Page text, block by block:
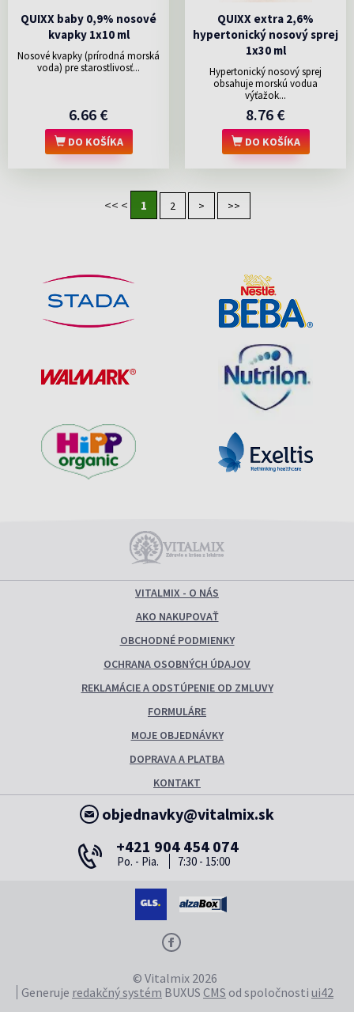
QUIXX baby 0,9% nosové
kvapky 1x10 ml
Nosové kvapky (prírodná morská
voda) pre starostlivosť...
6.66 €
DO KOŠÍKA
QUIXX extra 2,6%
hypertonický nosový sprej
1x30 ml
Hypertonický nosový sprej
obsahuje morskú vodua
výťažok...
8.76 €
DO KOŠÍKA
<< < 1 2 > >>
VITALMIX - O NÁS
AKO NAKUPOVAŤ
OBCHODNÉ PODMIENKY
OCHRANA OSOBNÝCH ÚDAJOV
REKLAMÁCIE A ODSTÚPENIE OD ZMLUVY
FORMULÁRE
MOJE OBJEDNÁVKY
DOPRAVA A PLATBA
KONTAKT
objednavky@vitalmix.sk
+421 904 454 074
Po. - Pia. 7:30 - 15:00
© Vitalmix 2026
Generuje redakčný systém BUXUS CMS od spoločnosti ui42